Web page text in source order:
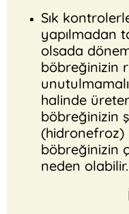
Sık
yapılmadan
olsada
böbreğinizin
halinde
böbreğinizin
(hidronefroz)
böbreğinizin
neden olabilir.